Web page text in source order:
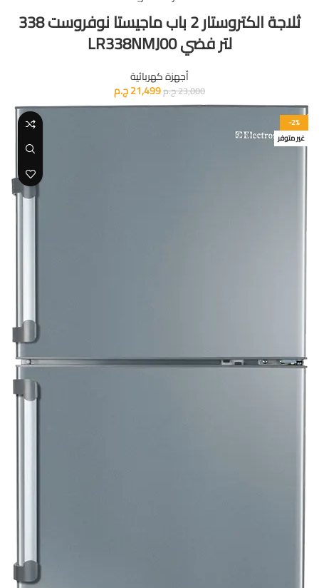
ثلاجة الكتروستار 2 باب ماجيستا نوفروست 338
لتر فضي LR338NMJ00
أجهزة كهربائية
23,000ج.م21,499ج.م
-2%
غير متوفر